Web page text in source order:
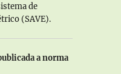
de
(SAVE).
a norma